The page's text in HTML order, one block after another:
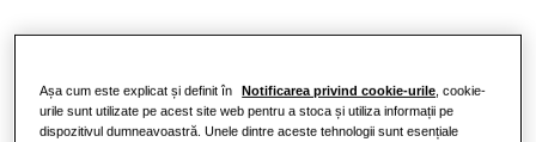
Spații comerciale
Spații aferente restaurantelor
Așa cum este explicat și definit în Notificarea privind cookie-urile, cookie-
urile sunt utilizate pe acest site web pentru a stoca și utiliza informații pe
dispozitivul dumneavoastră. Unele dintre aceste tehnologii sunt esențiale